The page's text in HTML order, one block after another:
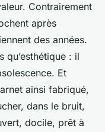
Contrairement
après
des années.
qu’esthétique : il
Et
ainsi fabriqué,
dans le bruit,
docile, prêt à